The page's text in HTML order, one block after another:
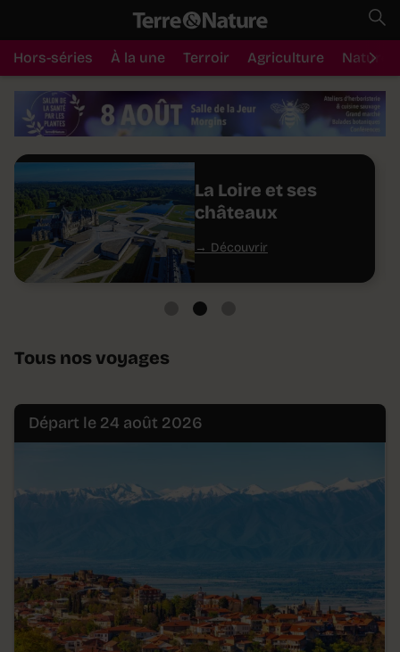
Hors-séries À la une Terroir Agriculture Nature
La Loire et ses
châteaux
Découvrir
Tous nos voyages
Départ le 24 août 2026